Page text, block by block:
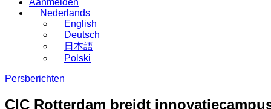
Aanmelden
Nederlands
English
Deutsch
日本語
Polski
Persberichten
CIC Rotterdam breidt